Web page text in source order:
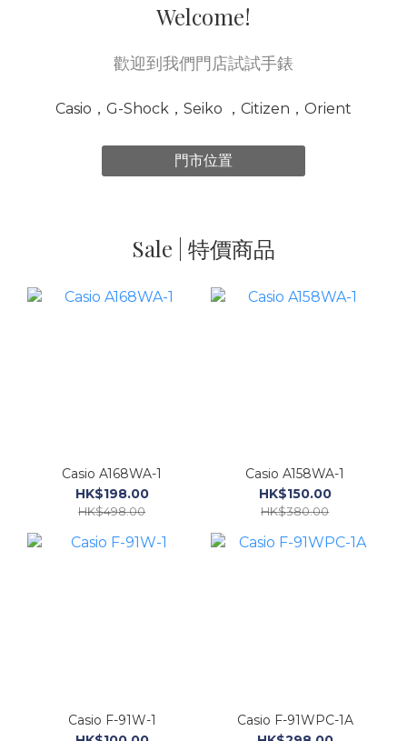
Welcome!
歡迎到我們門店試試手錶
Casio，G-Shock，Seiko ，Citizen，Orient
門市位置
Sale | 特價商品
Casio A168WA-1
HK$198.00
HK$498.00
Casio A158WA-1
HK$150.00
HK$380.00
Casio F-91W-1
Casio F-91WPC-1A